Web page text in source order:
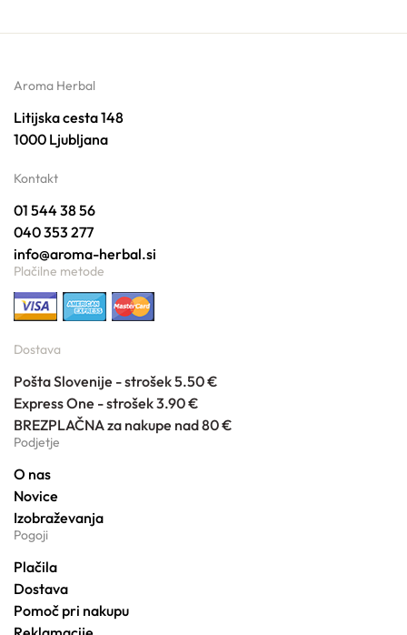
Aroma Herbal
Litijska cesta 148
1000 Ljubljana
Kontakt
01 544 38 56
040 353 277
info@aroma-herbal.si
Plačilne metode
Dostava
Pošta Slovenije - strošek 5.50 €
Express One - strošek 3.90 €
BREZPLAČNA za nakupe nad 80 €
Podjetje
O nas
Novice
Izobraževanja
Pogoji
Plačila
Dostava
Pomoč pri nakupu